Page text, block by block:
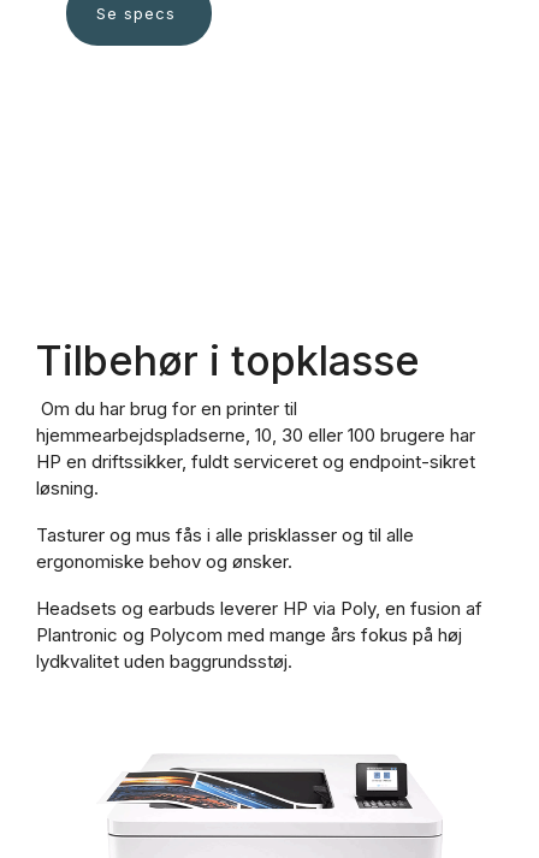
Se specs
Tilbehør i topklasse
Om du har brug for en printer til
hjemmearbejdspladserne, 10, 30 eller 100 brugere har
HP en driftssikker, fuldt serviceret og endpoint-sikret
løsning.
Tasturer og mus fås i alle prisklasser og til alle
ergonomiske behov og ønsker.
Headsets og earbuds leverer HP via Poly, en fusion af
Plantronic og Polycom med mange års fokus på høj
lydkvalitet uden baggrundsstøj.